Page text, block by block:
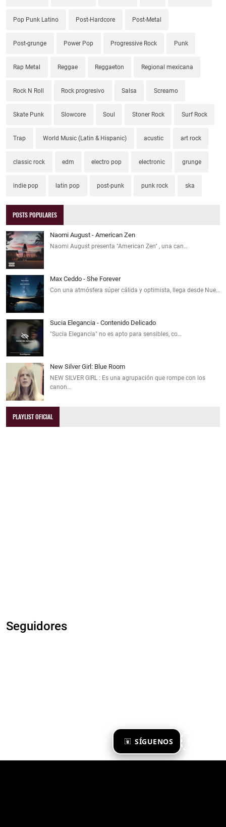
SÍGUENOS
Pop Punk Latino Post-Hardcore Post-Metal
Post-grunge Power Pop Progressive Rock Punk
Rap Metal Reggae Reggaeton Regional mexicana
Rock N Roll Rock progresivo Salsa Screamo
Skate Punk Slowcore Soul Stoner Rock Surf Rock
Trap World Music (Latin & Hispanic) acustic art rock
classic rock edm electro pop electronic grunge
indie pop latin pop post-punk punk rock ska
POSTS POPULARES
Naomi August - American Zen
Naomi August presenta "American Zen" , una can…
Max Ceddo - She Forever
Con una atmósfera súper cálida y optimista, llega desde Nue…
Sucia Elegancia - Contenido Delicado
"Sucia Elegancia" no es apto para sensibles, co…
New Silver Girl: Blue Room
NEW SILVER GIRL : Es una agrupación que rompe con los
canon…
PLAYLIST OFICIAL
Seguidores